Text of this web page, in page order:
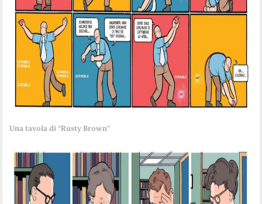
Una tavola di “Rusty Brown”